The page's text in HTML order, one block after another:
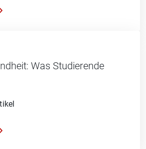
Was Studierende